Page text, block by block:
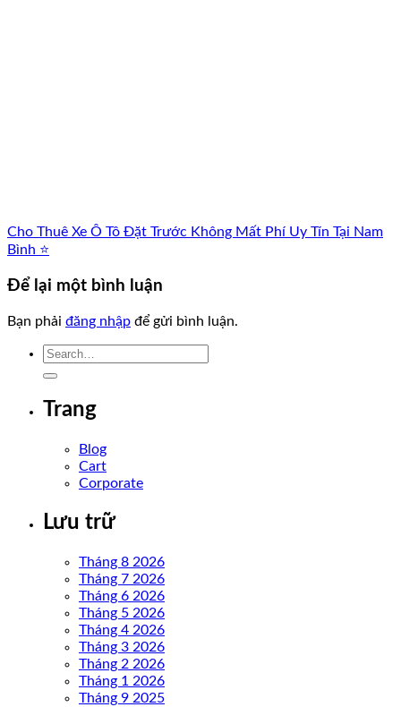
Cho Thuê Xe Ô Tô Đặt Trước Không Mất Phí Uy Tín Tại Nam
Bình ⭐
Để lại một bình luận
Bạn phải đăng nhập để gửi bình luận.
Trang
Blog
Cart
Corporate
Lưu trữ
Tháng 8 2026
Tháng 7 2026
Tháng 6 2026
Tháng 5 2026
Tháng 4 2026
Tháng 3 2026
Tháng 2 2026
Tháng 1 2026
Tháng 9 2025